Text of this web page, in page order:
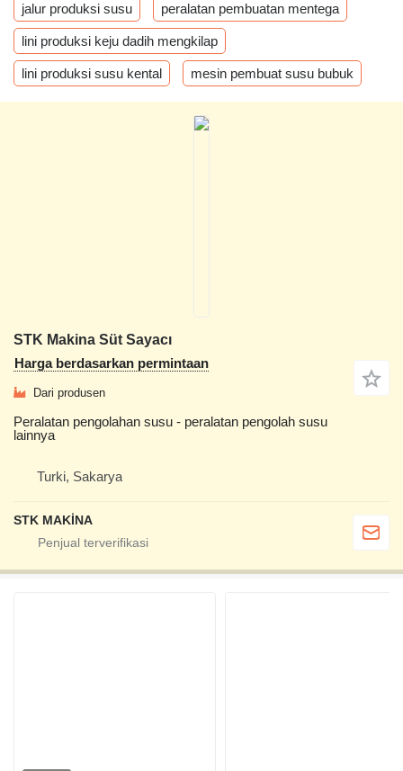
jalur produksi susu peralatan pembuatan mentega
lini produksi keju dadih mengkilap
lini produksi susu kental mesin pembuat susu bubuk
STK Makina Süt Sayacı
Harga berdasarkan permintaan
Dari produsen
Peralatan pengolahan susu - peralatan pengolah susu
lainnya
Turki, Sakarya
STK MAKİNA